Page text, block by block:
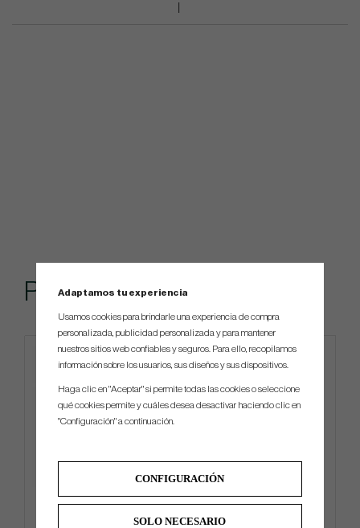
Popular
KBS - TD Titleist Tour Breezer -26
Adaptamos tu experiencia
Usamos cookies para brindarle una experiencia de compra
personalizada, publicidad personalizada y para mantener
nuestros sitios web confiables y seguros. Para ello, recopilamos
información sobre los usuarios, sus diseños y sus dispositivos.
Haga clic en "Aceptar" si permite todas las cookies o seleccione
qué cookies permite y cuáles desea desactivar haciendo clic en
"Configuración" a continuación.
CONFIGURACIÓN
SOLO NECESARIO